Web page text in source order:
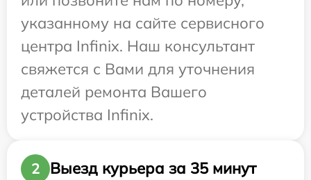
указанному на сайте сервисного
центра Infinix. Наш консультант
свяжется с Вами для уточнения
деталей ремонта Вашего
устройства Infinix.
2
Выезд курьера за 35 минут